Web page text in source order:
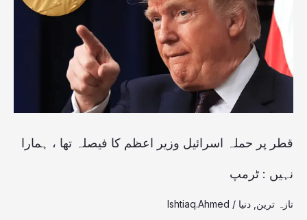
قطر پر حملہ اسرائیل وزیر اعظم کا فیصلہ تھا ، ہمارا
نہیں : ٹرمپ
تازہ ترین دنیا /
Ishtiaq.Ahmed
اسرائیل
وزیر
اعظم
فیصلہ
تھا
ہمارا
نہیں